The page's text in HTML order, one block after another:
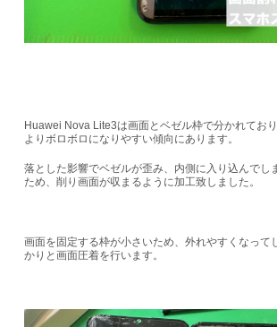
Huawei Nova Lite3は画面とベゼル枠で分かれてお
よりボロボロになりやすい傾向にあります。
落とした影響でベゼルが歪み、内側に入り込んでし
ため、削り画面が収まるように加工致しました。
画面を固定する枠が小さいため、外れやすくなって
かりと画面圧着を行います。